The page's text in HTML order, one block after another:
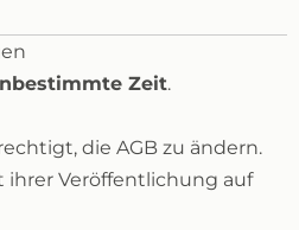
Zeit.
die AGB zu ändern.
Veröffentlichung auf